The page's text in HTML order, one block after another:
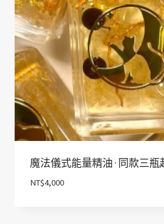
魔法儀式能量精油 · 同款三
NT$4,000